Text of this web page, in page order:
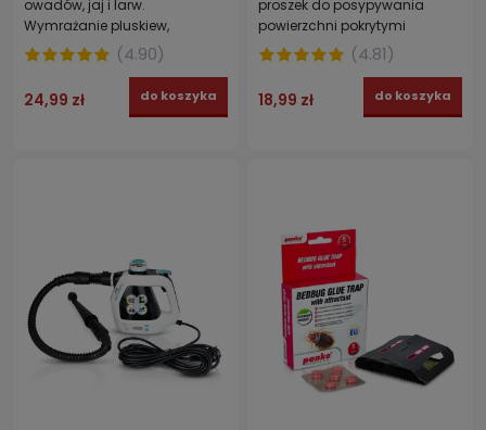
owadów, jaj i larw.
Wymrażanie pluskiew,
karaluchów, pcheł, rybików i
moli FREEZER STRONG 300 ml
(4.90)
24,99 zł do koszyka
proszek do posypywania
powierzchni pokrytymi
odchodami pluskiew PLUSKWY
500g
(4.81)
18,99 zł do koszyka